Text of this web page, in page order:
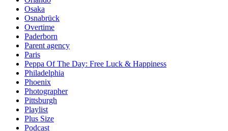
Osaka
Osnabrück
Overtime
Paderborn
Parent agency
Paris
Peppa Of The Day: Free Luck & Happiness
Philadelphia
Phoenix
Photographer
Pittsburgh
Playlist
Plus Size
Podcast